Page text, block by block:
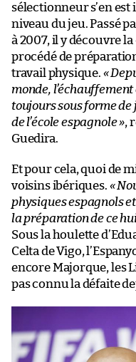
sélectionneur s’en est
niveau du jeu. Passé
à 2007, il y découvre la
procédé de
travail physique. «
monde,
toujours sous forme
de l’école espagnole »,
Guedira.
Et pour cela, quoi de
voisins ibériques. «
physiques espagnols
la préparation de ce
Sous la houlette
Celta de Vigo,
encore Majorque, les
pas connu la défaite